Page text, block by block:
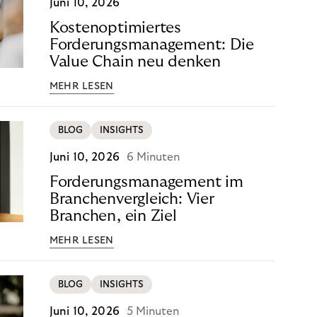
Juni 10, 2026
Kostenoptimiertes
Forderungsmanagement: Die
Value Chain neu denken
MEHR LESEN
BLOG INSIGHTS
Juni 10, 2026 6 Minuten
Forderungsmanagement im
Branchenvergleich: Vier
Branchen, ein Ziel
MEHR LESEN
BLOG INSIGHTS
Juni 10, 2026 5 Minuten